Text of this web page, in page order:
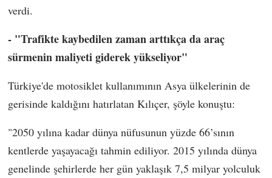
verdi.
- "Trafikte kaybedilen zaman arttıkça da araç
sürmenin maliyeti giderek yükseliyor"
Türkiye'de motosiklet kullanımının Asya ülkelerinin de
gerisinde kaldığını hatırlatan Kılıçer, şöyle konuştu:
"2050 yılına kadar dünya nüfusunun yüzde 66’sının
kentlerde yaşayacağı tahmin ediliyor. 2015 yılında dünya
genelinde şehirlerde her gün yaklaşık 7,5 milyar yolculuk